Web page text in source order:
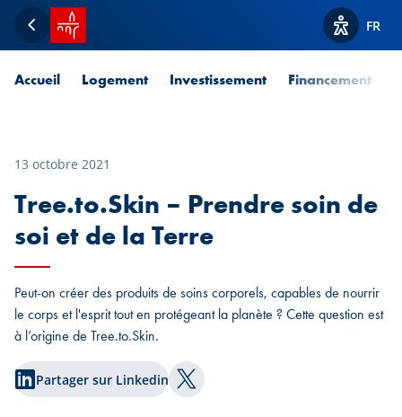
Retour
Accueil SPUERKEESS
Afficher
FR
Accueil Logement Investissement Financement
13 octobre 2021
Tree.to.Skin – Prendre soin de
soi et de la Terre
Peut-on créer des produits de soins corporels, capables de nourrir
le corps et l'esprit tout en protégeant la planète ? Cette question est
à l’origine de Tree.to.Skin.
Partager sur Linkedin Partager sur Twitter